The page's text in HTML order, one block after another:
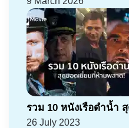
รวม 10 หนังเรือดำน้ำ
26 July 2023